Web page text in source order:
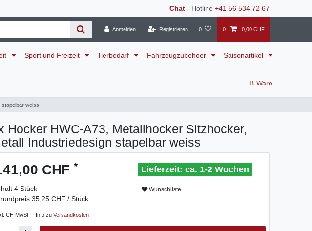
Chat - Hotline +41 56 534 72 67
Anmelden Registrieren 0 0 0,00 CHF
Sport und Freizeit Tierbedarf Fahrzeugzubehoer Saisonartikel
B-Ware
stapelbar weiss
Hocker HWC-A73, Metallhocker Sitzhocker,
Industriedesign stapelbar weiss
CHF *
4 Stück
35,25 CHF / Stück
CH MwSt. – Info zu Versandkosten
ca. 1-2 Wochen
Wunschliste